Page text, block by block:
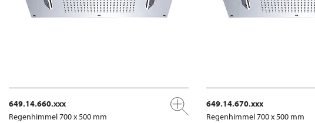
649.14.660.xxx
Regenhimmel 700 x 500 mm
649.14.670.xxx
Regenhimmel 700 x 500 mm